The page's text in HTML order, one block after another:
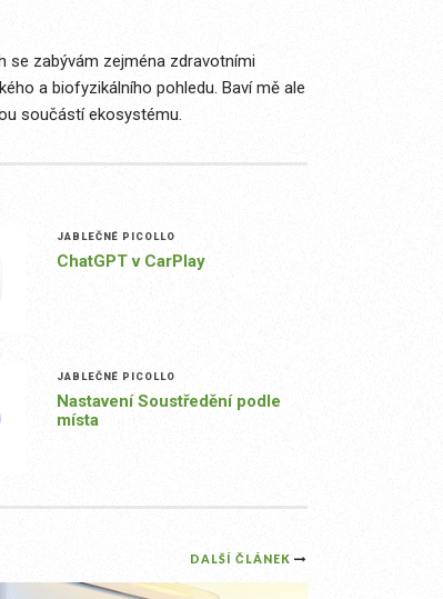
se zabývám zejména zdravotními
a biofyzikálního pohledu. Baví mě ale
součástí ekosystému.
JABLEČNÉ PICOLLO
ChatGPT v CarPlay
JABLEČNÉ PICOLLO
Nastavení Soustředění podle
místa
DALŠÍ ČLÁNEK